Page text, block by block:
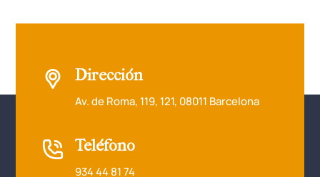
Dirección
Av. de Roma, 119, 121, 08011 Barcelona
Teléfono
934 44 81 74